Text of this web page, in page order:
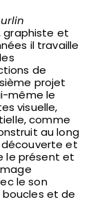
graphiste et
il travaille
de
projet
même le
visuelle,
comme
au long
et
le présent et
le son
boucles et de